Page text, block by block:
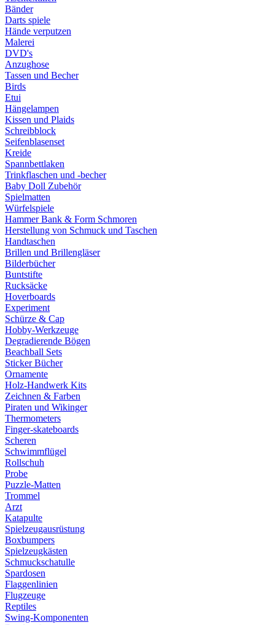
Bänder
Darts spiele
Hände verputzen
Malerei
DVD's
Anzughose
Tassen und Becher
Birds
Etui
Hängelampen
Kissen und Plaids
Schreibblock
Seifenblasenset
Kreide
Spannbettlaken
Trinkflaschen und -becher
Baby Doll Zubehör
Spielmatten
Würfelspiele
Hammer Bank & Form Schmoren
Herstellung von Schmuck und Taschen
Handtaschen
Brillen und Brillengläser
Bilderbücher
Buntstifte
Rucksäcke
Hoverboards
Experiment
Schürze & Cap
Hobby-Werkzeuge
Degradierende Bögen
Beachball Sets
Sticker Bücher
Ornamente
Holz-Handwerk Kits
Zeichnen & Farben
Piraten und Wikinger
Thermometers
Finger-skateboards
Scheren
Schwimmflügel
Rollschuh
Probe
Puzzle-Matten
Trommel
Arzt
Katapulte
Spielzeugausrüstung
Boxbumpers
Spielzeugkästen
Schmuckschatulle
Spardosen
Flaggenlinien
Flugzeuge
Reptiles
Swing-Komponenten